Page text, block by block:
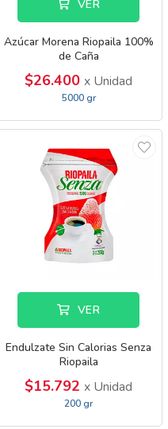
VER
Azúcar Morena Riopaila 100%
de Caña
$26.400 x Unidad
5000 gr
VER
Endulzate Sin Calorias Senza
Riopaila
$15.792 x Unidad
200 gr